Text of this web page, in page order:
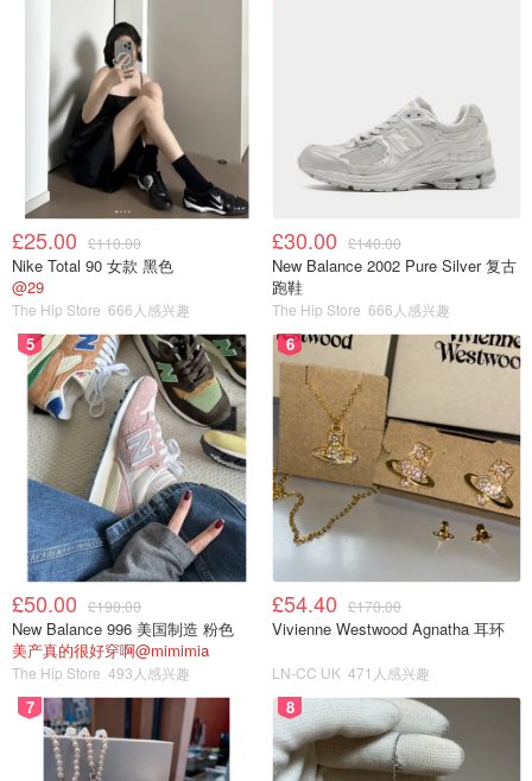
£25.00 £110.00
Nike Total 90 女款 黑色
@29
The Hip Store 666人感兴趣
£30.00 £140.00
New Balance 2002 Pure Silver 复古
跑鞋
The Hip Store 666人感兴趣
5
£50.00 £190.00
New Balance 996 美国制造 粉色
美产真的很好穿啊@mimimia
The Hip Store 493人感兴趣
6
£54.40 £170.00
Vivienne Westwood Agnatha 耳环
LN-CC UK 471人感兴趣
7 8